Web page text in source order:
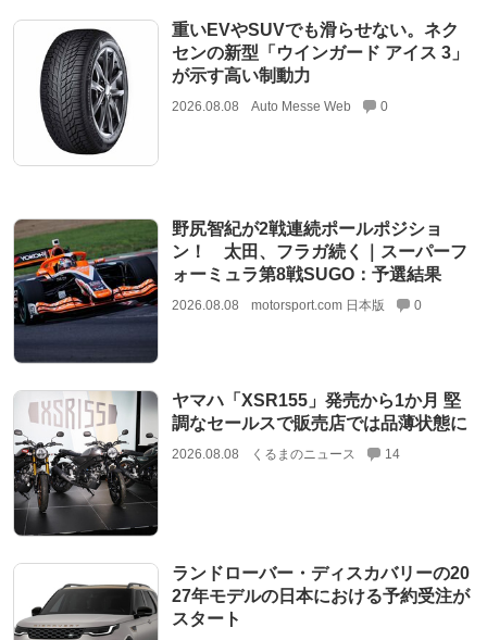
重いEVやSUVでも滑らせない。ネク
センの新型「ウインガード アイス 3」
が示す高い制動力
2026.08.08 Auto Messe Web 0
野尻智紀が2戦連続ポールポジショ
ン！ 太田、フラガ続く｜スーパーフ
ォーミュラ第8戦SUGO：予選結果
2026.08.08 motorsport.com 日本版 0
ヤマハ「XSR155」発売から1か月 堅
調なセールスで販売店では品薄状態に
2026.08.08 くるまのニュース 14
ランドローバー・ディスカバリーの20
27年モデルの日本における予約受注が
スタート